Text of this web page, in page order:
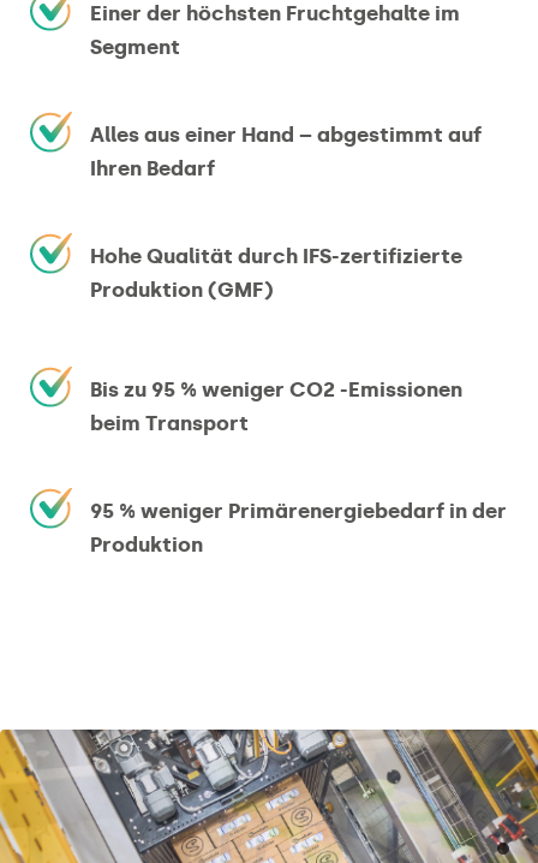
Einer der höchsten Fruchtgehalte im
Segment
Alles aus einer Hand – abgestimmt auf
Ihren Bedarf
Hohe Qualität durch IFS-zertifizierte
Produktion (GMF)
Bis zu 95 % weniger CO2 -Emissionen
beim Transport
95 % weniger Primärenergiebedarf in der
Produktion